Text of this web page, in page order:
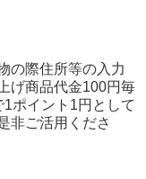
の際住所等の入力
げ商品代金100円毎
ポイント1円として
非ご活用くださ